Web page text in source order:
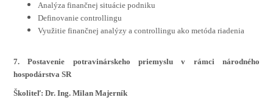
Analýza finančnej situácie podniku
Definovanie controllingu
Využitie finančnej analýzy a controllingu ako metóda riadenia
7.
Postavenie potravinárskeho priemyslu v rámci národného
hospodárstva SR
Školiteľ: Dr. Ing. Milan Majerník